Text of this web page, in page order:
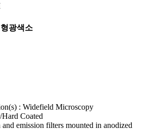
광색소
: Widefield Microscopy
Coated
emission filters mounted in anodized